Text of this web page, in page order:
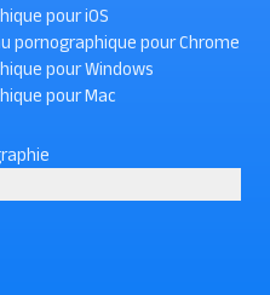
pour iOS
pornographique pour Chrome
pour Windows
pour Mac
de YouTube sur Android ?